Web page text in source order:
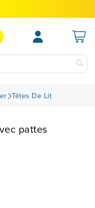
Têtes De Lit
pattes